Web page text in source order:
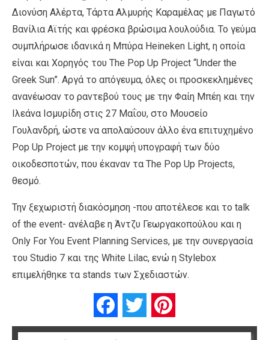
Διονύση Αλέρτα, Τάρτα Αλμυρής Καραμέλας με Παγωτό
Βανίλια Αϊτής και φρέσκα βρώσιμα λουλούδια. Το γεύμα
συμπλήρωσε ιδανικά η Μπύρα Heineken Light, η οποία
είναι και Χορηγός του The Pop Up Project “Under the
Greek Sun”. Αργά το απόγευμα, όλες οι προσκεκλημένες
ανανέωσαν το ραντεβού τους με την Φαίη Μπέη και την
Ιλεάνα Ισμυρίδη στις 27 Μαΐου, στο Μουσείο
Γουλανδρή, ώστε να απολαύσουν άλλο ένα επιτυχημένο
Pop Up Project με την κομψή υπογραφή των δύο
οικοδεσποτών, που έκαναν τα The Pop Up Projects,
θεσμό.
Την ξεχωριστή διακόσμηση -που αποτέλεσε και το talk
of the event- ανέλαβε η Άντζυ Γεωργακοπούλου και η
Only For You Event Planning Services, με την συνεργασία
του Studio 7 και της White Lilac, ενώ η Stylebox
επιμελήθηκε τα stands των Σχεδιαστών.
FacebookTwitter